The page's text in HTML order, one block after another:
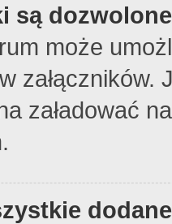
są
może
załadować